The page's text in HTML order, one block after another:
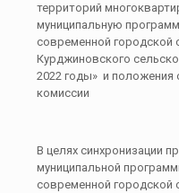
территорий
муниципальную
современной городской
Курджиновского
2022 годы» и положения
комиссии
В целях синхронизации
муниципальной
современной городской